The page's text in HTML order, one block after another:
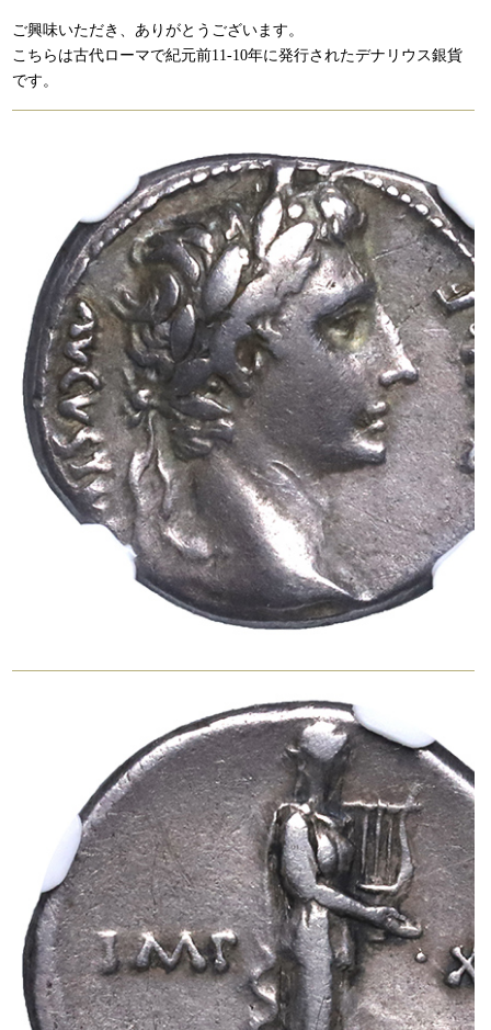
ご興味いただき、ありがとうございます。
こちらは古代ローマで紀元前11-10年に発行されたデナリウス銀貨
です。